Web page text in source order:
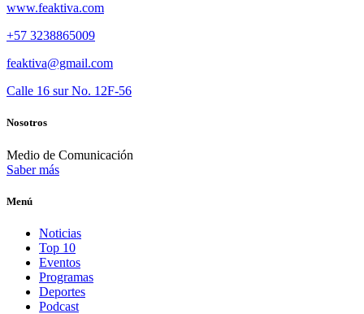
www.feaktiva.com
+57 3238865009
feaktiva@gmail.com
Calle 16 sur No. 12F-56
Nosotros
Medio de Comunicación
Saber más
Menú
Noticias
Top 10
Eventos
Programas
Deportes
Podcast